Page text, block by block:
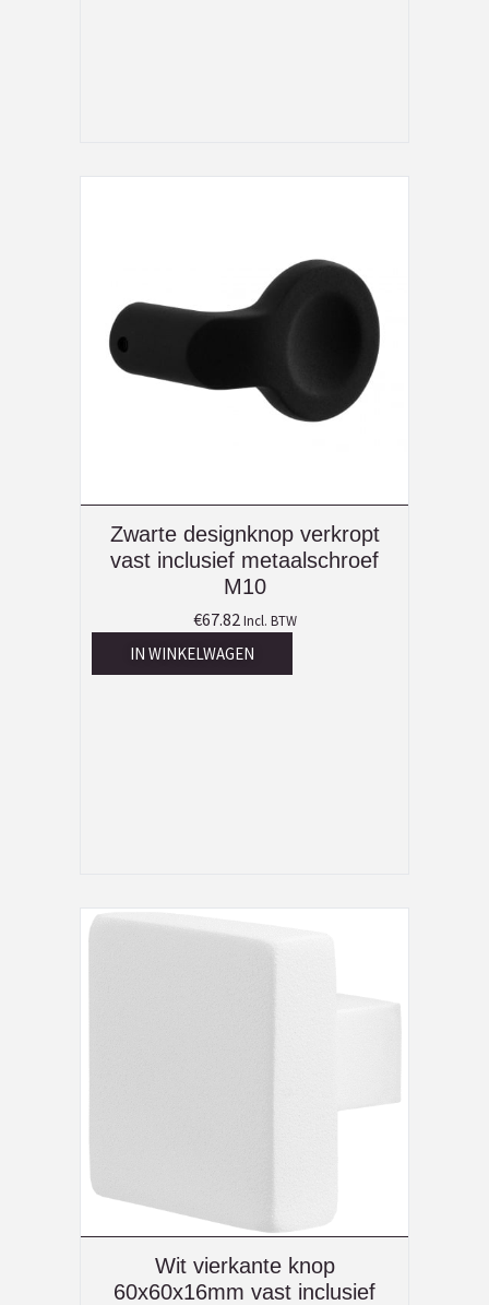
Zwarte designknop verkropt
vast inclusief metaalschroef
M10
€67.82 Incl. BTW
IN WINKELWAGEN
Wit vierkante knop
60x60x16mm vast inclusief